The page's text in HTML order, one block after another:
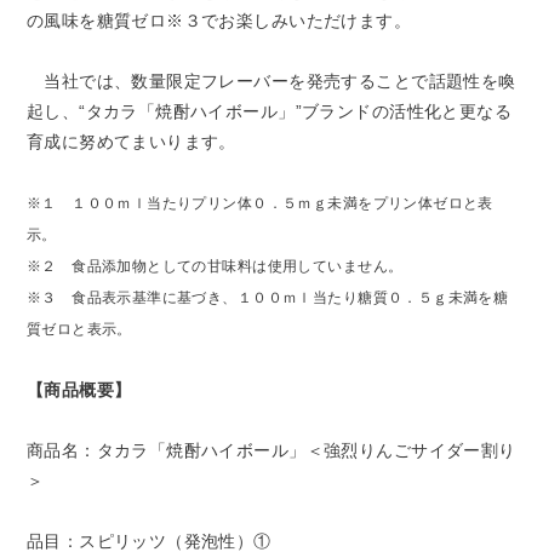
の風味を糖質ゼロ※３でお楽しみいただけます。
当社では、数量限定フレーバーを発売することで話題性を喚
起し、“タカラ「焼酎ハイボール」”ブランドの活性化と更なる
育成に努めてまいります。
※１ １００ｍｌ当たりプリン体０．５ｍｇ未満をプリン体ゼロと表
示。
※２ 食品添加物としての甘味料は使用していません。
※３ 食品表示基準に基づき、１００ｍｌ当たり糖質０．５ｇ未満を糖
質ゼロと表示。
【商品概要】
商品名：タカラ「焼酎ハイボール」＜強烈りんごサイダー割り
＞
品目：スピリッツ（発泡性）①